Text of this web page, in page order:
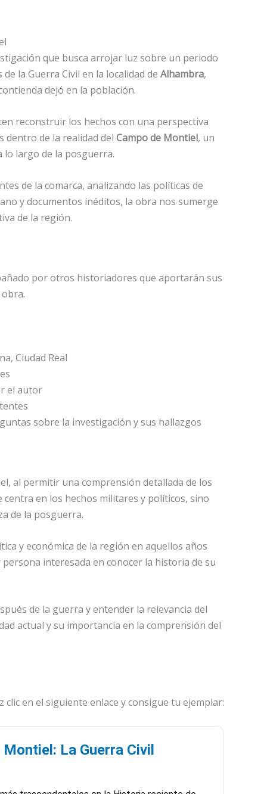
que busca arrojar luz sobre un periodo
la Guerra Civil en la localidad de Alhambra,
dejó en la población.
reconstruir los hechos con una perspectiva
dentro de la realidad del Campo de Montiel, un
lo largo de la posguerra.
de la comarca, analizando las políticas de
y documentos inéditos, la obra nos sumerge
de la región.
por otros historiadores que aportarán sus
Ciudad Real
el autor
sobre la investigación y sus hallazgos
al permitir una comprensión detallada de los
en los hechos militares y políticos, sino
de la posguerra.
y económica de la región en aquellos años
interesada en conocer la historia de su
de la guerra y entender la relevancia del
actual y su importancia en la comprensión del
en el siguiente enlace y consigue tu ejemplar:
La Guerra Civil